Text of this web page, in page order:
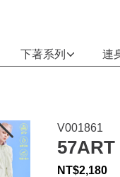
下著系列 連
V001861
57ART
NT$2,180